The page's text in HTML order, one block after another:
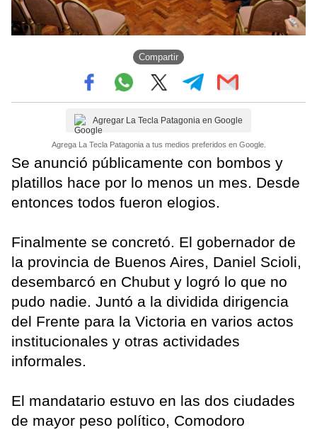
Compartir
Agregar La Tecla Patagonia en Google
Agrega La Tecla Patagonia a tus medios preferidos en Google.
Se anunció públicamente con bombos y
platillos hace por lo menos un mes. Desde
entonces todos fueron elogios.
Finalmente se concretó. El gobernador de
la provincia de Buenos Aires, Daniel Scioli,
desembarcó en Chubut y logró lo que no
pudo nadie. Juntó a la dividida dirigencia
del Frente para la Victoria en varios actos
institucionales y otras actividades
informales.
El mandatario estuvo en las dos ciudades
de mayor peso político, Comodoro